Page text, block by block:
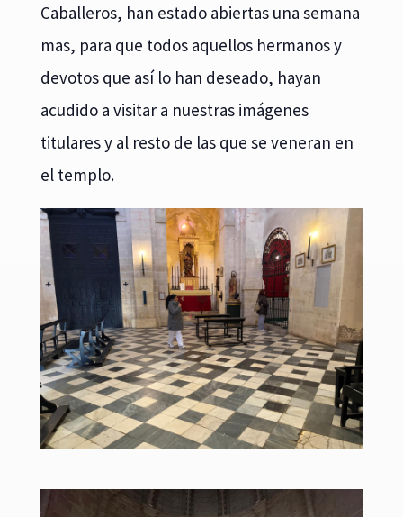
Caballeros, han estado abiertas una semana
mas, para que todos aquellos hermanos y
devotos que así lo han deseado, hayan
acudido a visitar a nuestras imágenes
titulares y al resto de las que se veneran en
el templo.